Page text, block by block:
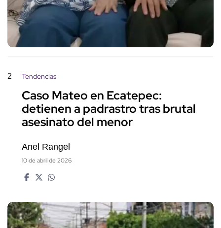
2 Tendencias
Caso Mateo en Ecatepec:
detienen a padrastro tras brutal
asesinato del menor
Anel Rangel
10 de abril de 2026